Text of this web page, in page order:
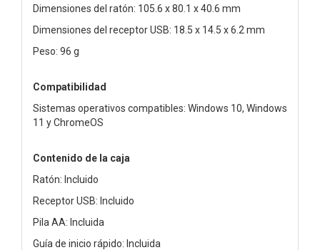
Dimensiones del ratón: 105.6 x 80.1 x 40.6 mm
Dimensiones del receptor USB: 18.5 x 14.5 x 6.2 mm
Peso: 96 g
Compatibilidad
Sistemas operativos compatibles: Windows 10, Windows
11 y ChromeOS
Contenido de la caja
Ratón: Incluido
Receptor USB: Incluido
Pila AA: Incluida
Guía de inicio rápido: Incluida